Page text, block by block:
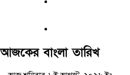
আজকের বাংলা তারিখ